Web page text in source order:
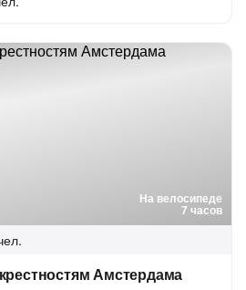
На велосипеде
7 часов
Амстердама